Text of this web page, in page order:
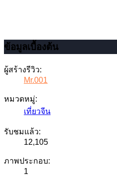
ข้อมูลเบื้องต้น
ผู้สร้างรีวิว:
Mr.001
หมวดหมู่:
เที่ยวจีน
รับชมแล้ว:
12,105
ภาพประกอบ:
1